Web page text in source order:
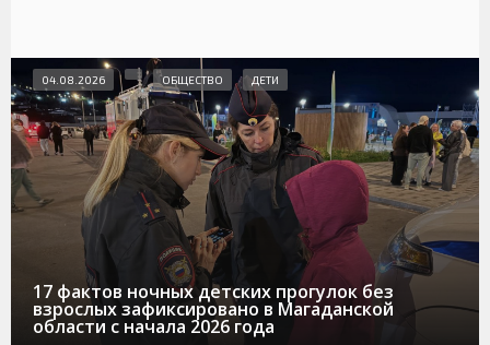
17 фактов ночных детских прогулок без
взрослых зафиксировано в Магаданской
области с начала 2026 года
04.08.2026 ОБЩЕСТВО ДЕТИ